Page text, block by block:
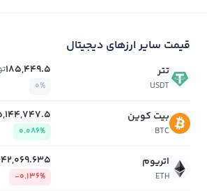
قیمت سایر ارزهای دیجیتال
تتر
USDT
185,449.5
0%
بیت کوین
BTC
0.086%
اتریوم
ETH
-0.136%